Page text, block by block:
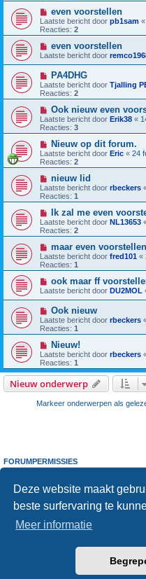
Deze website maakt
beste surfervaring te
Meer informatie
even voorstellen
Laatste bericht door pb1sam «
Reacties: 2
even voorstellen
Laatste bericht door
PA4DHG
Laatste bericht door Tjalling
Reacties: 2
Ook nieuw even
Laatste bericht door Erik38 «
Reacties: 3
Nieuw op dit forum.
Laatste bericht door Eric « 24
Reacties: 2
nieuw lid
Laatste bericht door rbeckers
Reacties: 1
Ik zal me even
Laatste bericht door NL13653
Reacties: 2
maar even voorstellen
Laatste bericht door fred101 «
Reacties: 1
ook maar ff
Laatste bericht door DU2MOL
Ook nieuw
Laatste bericht door rbeckers
Reacties: 1
Nieuw!
Laatste bericht door rbeckers
Reacties: 1
Nieuw onderwerp
Markeer onderwerpen als
FORUMPERMISSIES
kunt niet
reageren op onderwerpen in
kunt nietje eigen berichten wijzigen in
kunt nietje eigen berichten
bijlagen plaatsen in dit forum
phpBB®